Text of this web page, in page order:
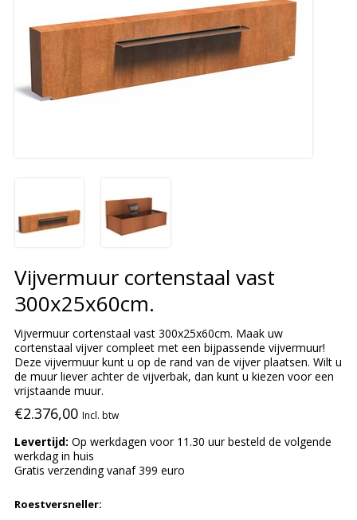
Vijvermuur cortenstaal vast
300x25x60cm.
Vijvermuur cortenstaal vast 300x25x60cm. Maak uw
cortenstaal vijver compleet met een bijpassende vijvermuur!
Deze vijvermuur kunt u op de rand van de vijver plaatsen. Wilt u
de muur liever achter de vijverbak, dan kunt u kiezen voor een
vrijstaande muur.
€2.376,00 Incl. btw
Levertijd: Op werkdagen voor 11.30 uur besteld de volgende
werkdag in huis
Gratis verzending vanaf 399 euro
Roestversneller: